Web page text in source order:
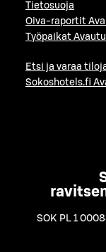
Tietosuoja
Oiva-raportit
Työpaikat
Etsi ja varaa
Sokoshotels.fi
SOK PL 1